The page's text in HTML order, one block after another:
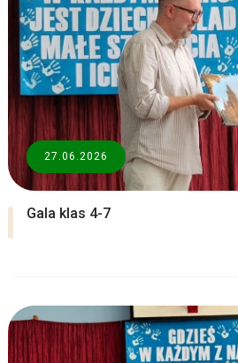
27.06.2026
Gala klas 4-7